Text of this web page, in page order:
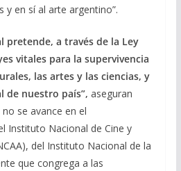
y en sí al arte argentino”.
pretende, a través de la Ley
vitales para la supervivencia
las artes y las ciencias, y
nuestro país”, aseguran
se avance en el
Instituto Nacional de Cine y
del Instituto Nacional de la
que congrega a las